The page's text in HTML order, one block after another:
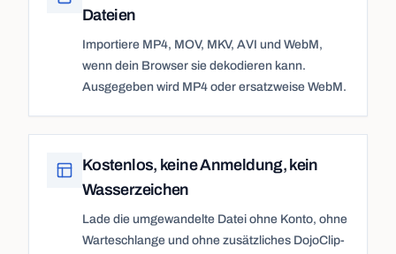
Dateien
Importiere MP4, MOV, MKV, AVI und WebM,
wenn dein Browser sie dekodieren kann.
Ausgegeben wird MP4 oder ersatzweise WebM.
Kostenlos, keine Anmeldung, kein
Wasserzeichen
Lade die umgewandelte Datei ohne Konto, ohne
Warteschlange und ohne zusätzliches DojoClip-